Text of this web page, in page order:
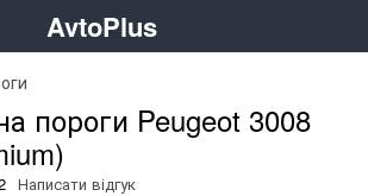
AvtoPlus
пороги Peugeot 3008
Написати відгук